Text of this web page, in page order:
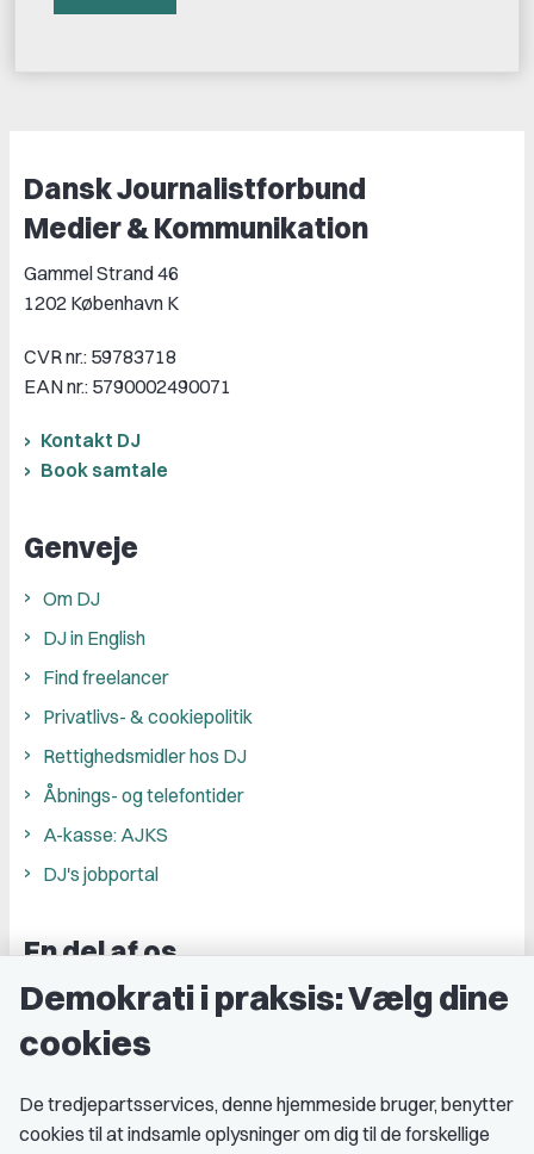
Dansk Journalistforbund
Medier & Kommunikation
Gammel Strand 46
1202 København K
CVR nr.: 59783718
EAN nr.: 5790002490071
Kontakt DJ
Book samtale
Genveje
Om DJ
DJ in English
Find freelancer
Privatlivs- & cookiepolitik
Rettighedsmidler hos DJ
Åbnings- og telefontider
A-kasse: AJKS
DJ's jobportal
En del af os
Grupper og kredse
Studenterorganisationer
Demokrati i praksis: Vælg dine
cookies
De tredjepartsservices, denne hjemmeside bruger, benytter
cookies til at indsamle oplysninger om dig til de forskellige